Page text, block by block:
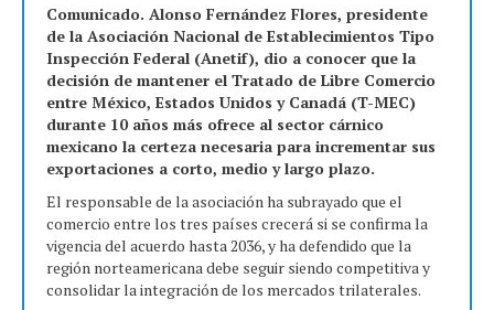
Comunicado. Alonso Fernández Flores, presidente
de la Asociación Nacional de Establecimientos Tipo
Inspección Federal (Anetif), dio a conocer que la
decisión de mantener el Tratado de Libre Comercio
entre México, Estados Unidos y Canadá (T-MEC)
durante 10 años más ofrece al sector cárnico
mexicano la certeza necesaria para incrementar sus
exportaciones a corto, medio y largo plazo.
El responsable de la asociación ha subrayado que el
comercio entre los tres países crecerá si se confirma la
vigencia del acuerdo hasta 2036, y ha defendido que la
región norteamericana debe seguir siendo competitiva y
consolidar la integración de los mercados trilaterales.